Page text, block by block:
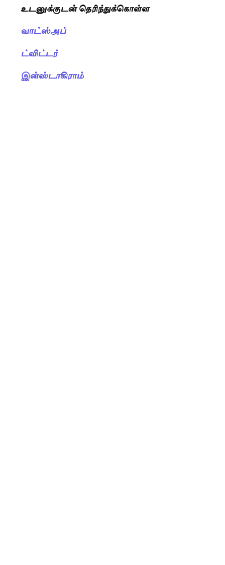
உடனுக்குடன் தெரிந்துக்கொள்ள
வாட்ஸ்அப்
ட்விட்டர்
இன்ஸ்டாகிராம்